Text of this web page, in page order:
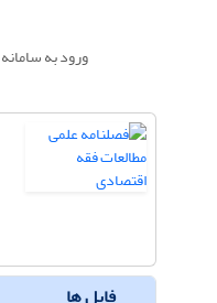
ورود به سامانه
فایل ها